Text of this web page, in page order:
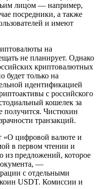
лицом — например,
посредники, а также
и имеют
на
не планирует. Однако
криптовалютных
будет только на
идентификацией
с российского
кошелек за
получится. Чистюхин
транзакций.
«О цифровой валюте и
в первом чтении и
из предложений, которое
—
с отдельными
USDT. Комиссии и